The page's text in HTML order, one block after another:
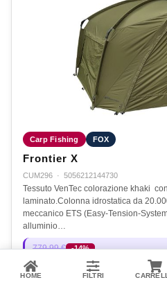
Carp Fishing FOX
Frontier X
CUM296 · 5056212144730
Tessuto VenTec colorazione khaki
laminato.Colonna idrostatica da
meccanico ETS (Easy-Tension-
alluminio…
779,99 € -14%
672,00 €
Disponibile
HOME FILTRI